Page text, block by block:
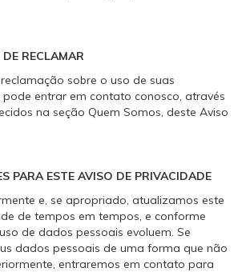
RECLAMAR
sobre o uso de suas
entrar em contato conosco, através
na seção Quem Somos, deste Aviso
PARA ESTE AVISO DE PRIVACIDADE
e, se apropriado, atualizamos este
de tempos em tempos, e conforme
de dados pessoais evoluem. Se
dados pessoais de uma forma que não
entraremos em contato para